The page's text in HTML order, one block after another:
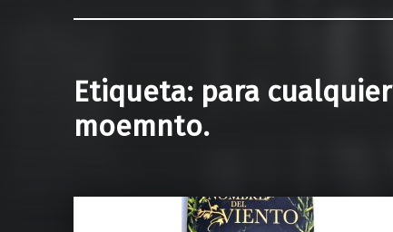
Etiqueta: para cualquier
moemnto.